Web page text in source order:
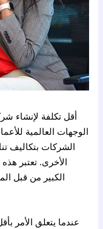
أقل تكلفة لإنشاء
الوجهات العالمية
الشركات بتكاليف
الأخرى. تعتبر هذه
الكبير من قبل
عندما يتعلق الأمر